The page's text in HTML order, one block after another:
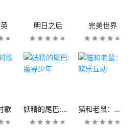
明日之后 完美世界
歌 妖精的尾巴:魔导少年 猫和老鼠：欢乐互动